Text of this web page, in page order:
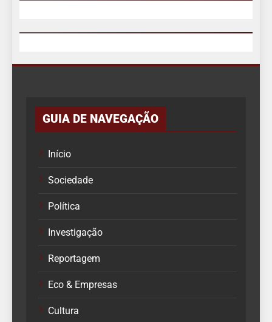
GUIA DE NAVEGAÇÃO
Início
Sociedade
Política
Investigação
Reportagem
Eco & Empresas
Cultura